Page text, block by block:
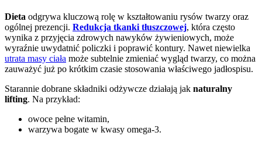
Dieta odgrywa kluczową rolę w kształtowaniu rysów twarzy oraz
ogólnej prezencji. Redukcja tkanki tłuszczowej, która często
wynika z przyjęcia zdrowych nawyków żywieniowych, może
wyraźnie uwydatnić policzki i poprawić kontury. Nawet niewielka
utrata masy ciała może subtelnie zmieniać wygląd twarzy, co można
zauważyć już po krótkim czasie stosowania właściwego jadłospisu.
Starannie dobrane składniki odżywcze działają jak naturalny
lifting. Na przykład:
owoce pełne witamin,
warzywa bogate w kwasy omega-3.